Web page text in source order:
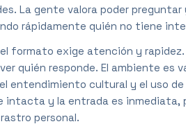
La gente valora poder
rápidamente quién no tiene
el formato exige atención y
quién responde. El ambiente es
entendimiento cultural y el uso de
intacta y la entrada es inmediata,
personal.